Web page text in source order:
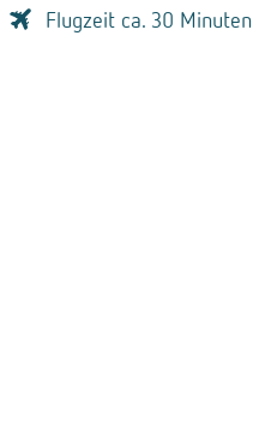
Flugzeit ca. 30 Minuten